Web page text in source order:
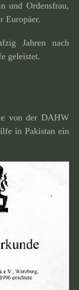
und Ordensfrau,
Europäer.
Jahren nach
geleistet.
von der DAHW
in Pakistan ein